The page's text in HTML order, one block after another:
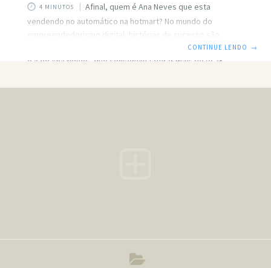
4 MINUTOS
Afinal, quem é Ana Neves que esta
vendendo no automático na hotmart? No mundo do
empreendedorismo digital, histórias de sucesso são
sempre inspiradoras e motivadoras. Uma dessas histórias
é a de Ana Neves, que conseguiu faturar mais de R$35
assistir vários podcast que ela participou: Hotmart Cast –
CONTINUE LENDO →